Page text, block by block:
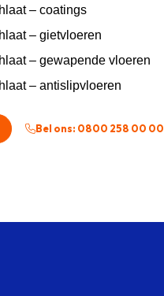
– coatings
– gietvloeren
– gewapende vloeren
– antislipvloeren
Bel ons: 0800 258 00 00